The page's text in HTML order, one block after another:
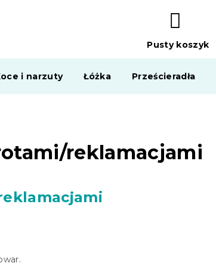
KOSZYK
Pusty koszyk
i narzuty Łóżka Prześcieradła
reklamacjami
.